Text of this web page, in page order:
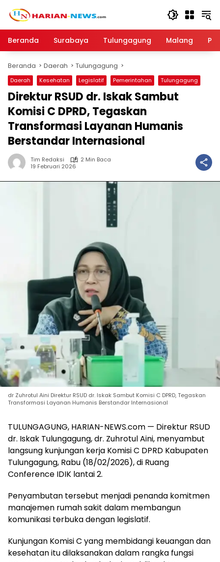
Beranda
Surabaya Tulungagung Malang
Beranda Daerah Tulungagung
Daerah Kesehatan Legislatif Pemerintahan Tulungagung
Direktur RSUD dr. Iskak Sambut
Komisi C DPRD, Tegaskan
Transformasi Layanan Humanis
Berstandar Internasional
Tim Redaksi
2 Min Baca
19 Februari 2026
dr Zuhrotul Aini Direktur RSUD dr. Iskak Sambut Komisi C DPRD, Tegaskan
Transformasi Layanan Humanis Berstandar Internasional
TULUNGAGUNG, HARIAN-NEWS.com — Direktur RSUD
dr. Iskak Tulungagung, dr. Zuhrotul Aini, menyambut
langsung kunjungan kerja Komisi C DPRD Kabupaten
Tulungagung, Rabu (18/02/2026), di Ruang
Conference IDIK lantai 2.
Penyambutan tersebut menjadi penanda komitmen
manajemen rumah sakit dalam membangun
komunikasi terbuka dengan legislatif.
Kunjungan Komisi C yang membidangi keuangan dan
kesehatan itu dilaksanakan dalam rangka fungsi